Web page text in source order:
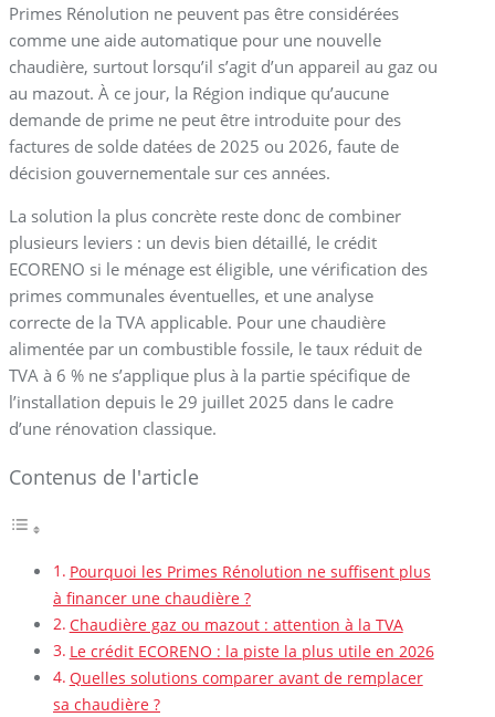
Primes Rénolution ne peuvent pas être considérées
comme une aide automatique pour une nouvelle
chaudière, surtout lorsqu’il s’agit d’un appareil au gaz ou
au mazout. À ce jour, la Région indique qu’aucune
demande de prime ne peut être introduite pour des
factures de solde datées de 2025 ou 2026, faute de
décision gouvernementale sur ces années.
La solution la plus concrète reste donc de combiner
plusieurs leviers : un devis bien détaillé, le crédit
ECORENO si le ménage est éligible, une vérification des
primes communales éventuelles, et une analyse
correcte de la TVA applicable. Pour une chaudière
alimentée par un combustible fossile, le taux réduit de
TVA à 6 % ne s’applique plus à la partie spécifique de
l’installation depuis le 29 juillet 2025 dans le cadre
d’une rénovation classique.
Contenus de l'article
Pourquoi les Primes Rénolution ne suffisent plus
à financer une chaudière ?
Chaudière gaz ou mazout : attention à la TVA
Le crédit ECORENO : la piste la plus utile en 2026
Quelles solutions comparer avant de remplacer
sa chaudière ?